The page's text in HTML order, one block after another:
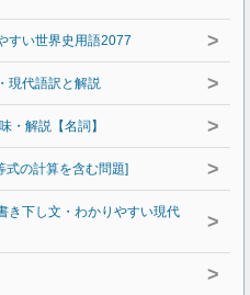
すい世界史用語2077 >
現代語訳と解説 >
・解説【名詞】 >
式の計算を含む問題] >
き下し文・わかりやすい現代
>
>